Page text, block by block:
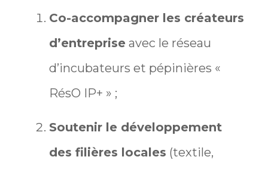
Co-accompagner les créateurs
d’entreprise avec le réseau
d’incubateurs et pépinières «
RésO IP+ » ;
Soutenir le développement
des filières locales (textile,